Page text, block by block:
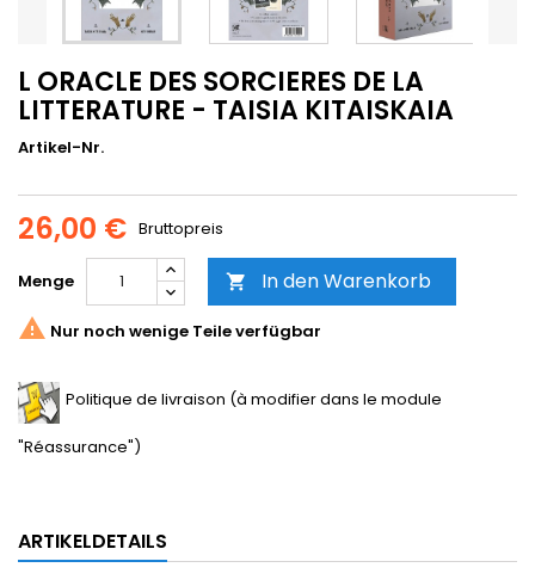
L ORACLE DES SORCIERES DE LA
LITTERATURE - TAISIA KITAISKAIA
Artikel-Nr.
26,00 € Bruttopreis
Menge  In den Warenkorb
 Nur noch wenige Teile verfügbar
Politique de livraison (à modifier dans le module
"Réassurance")
ARTIKELDETAILS